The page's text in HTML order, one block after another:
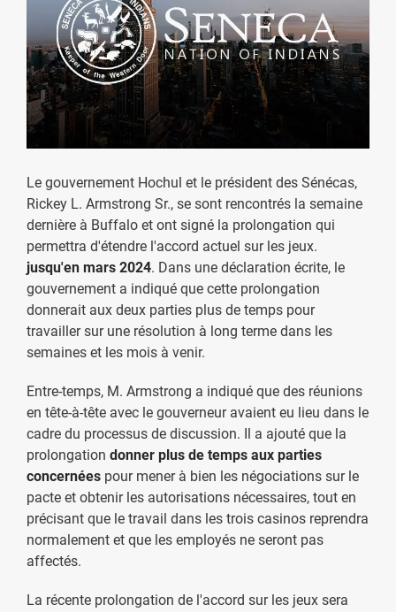
Le gouvernement Hochul et le président des Sénécas,
Rickey L. Armstrong Sr., se sont rencontrés la semaine
dernière à Buffalo et ont signé la prolongation qui
permettra d'étendre l'accord actuel sur les jeux.
jusqu'en mars 2024. Dans une déclaration écrite, le
gouvernement a indiqué que cette prolongation
donnerait aux deux parties plus de temps pour
travailler sur une résolution à long terme dans les
semaines et les mois à venir.
Entre-temps, M. Armstrong a indiqué que des réunions
en tête-à-tête avec le gouverneur avaient eu lieu dans le
cadre du processus de discussion. Il a ajouté que la
prolongation donner plus de temps aux parties
concernées pour mener à bien les négociations sur le
pacte et obtenir les autorisations nécessaires, tout en
précisant que le travail dans les trois casinos reprendra
normalement et que les employés ne seront pas
affectés.
La récente prolongation de l'accord sur les jeux sera